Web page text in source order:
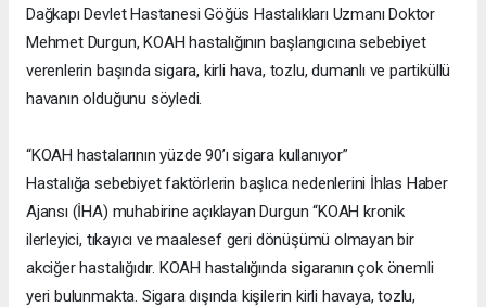
Dağkapı Devlet Hastanesi Göğüs Hastalıkları Uzmanı Doktor
Mehmet Durgun, KOAH hastalığının başlangıcına sebebiyet
verenlerin başında sigara, kirli hava, tozlu, dumanlı ve partiküllü
havanın olduğunu söyledi.
“KOAH hastalarının yüzde 90’ı sigara kullanıyor”
Hastalığa sebebiyet faktörlerin başlıca nedenlerini İhlas Haber
Ajansı (İHA) muhabirine açıklayan Durgun “KOAH kronik
ilerleyici, tıkayıcı ve maalesef geri dönüşümü olmayan bir
akciğer hastalığıdır. KOAH hastalığında sigaranın çok önemli
yeri bulunmakta. Sigara dışında kişilerin kirli havaya, tozlu,